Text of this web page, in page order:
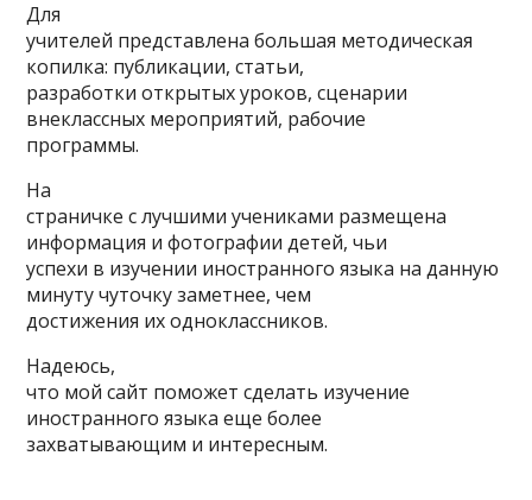
Для
учителей представлена большая методическая
копилка: публикации, статьи,
разработки открытых уроков, сценарии
внеклассных мероприятий, рабочие
программы.
На
страничке с лучшими учениками размещена
информация и фотографии детей, чьи
успехи в изучении иностранного языка на данную
минуту чуточку заметнее, чем
достижения их одноклассников.
Надеюсь,
что мой сайт поможет сделать изучение
иностранного языка еще более
захватывающим и интересным.